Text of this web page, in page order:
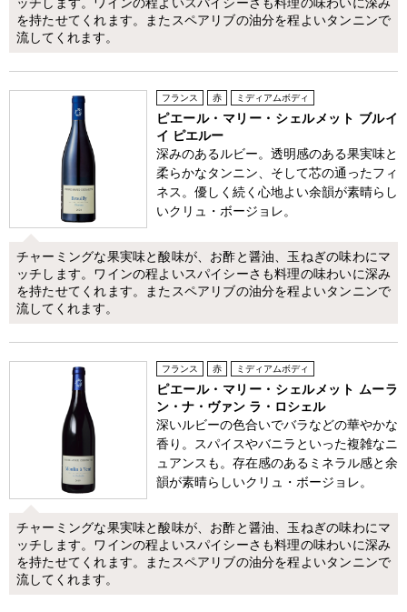
を持たせてくれます。またスペアリブの油分を程よいタンニンで
流してくれます。
フランス 赤 ミディアムボディ
ピエール・マリー・シェルメット ブルイ
イ ピエルー
深みのあるルビー。透明感のある果実味と
柔らかなタンニン、そして芯の通ったフィ
ネス。優しく続く心地よい余韻が素晴らし
いクリュ・ボージョレ。
チャーミングな果実味と酸味が、お酢と醤油、玉ねぎの味わにマ
ッチします。ワインの程よいスパイシーさも料理の味わいに深み
を持たせてくれます。またスペアリブの油分を程よいタンニンで
流してくれます。
フランス 赤 ミディアムボディ
ピエール・マリー・シェルメット ムーラ
ン・ナ・ヴァン ラ・ロシェル
深いルビーの色合いでバラなどの華やかな
香り。スパイスやバニラといった複雑なニ
ュアンスも。存在感のあるミネラル感と余
韻が素晴らしいクリュ・ボージョレ。
チャーミングな果実味と酸味が、お酢と醤油、玉ねぎの味わにマ
ッチします。ワインの程よいスパイシーさも料理の味わいに深み
を持たせてくれます。またスペアリブの油分を程よいタンニンで
流してくれます。